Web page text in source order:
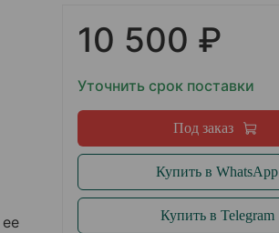
10 500 ₽
Уточнить срок поставки
Под заказ
Купить в WhatsApp
Купить в Telegram